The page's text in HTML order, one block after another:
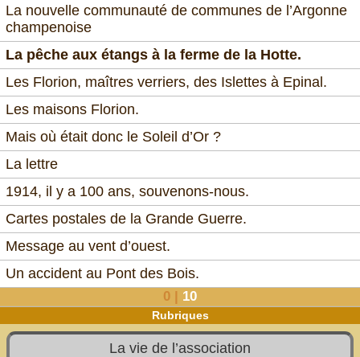
La nouvelle communauté de communes de l’Argonne
champenoise
La pêche aux étangs à la ferme de la Hotte.
Les Florion, maîtres verriers, des Islettes à Epinal.
Les maisons Florion.
Mais où était donc le Soleil d’Or ?
La lettre
1914, il y a 100 ans, souvenons-nous.
Cartes postales de la Grande Guerre.
Message au vent d’ouest.
Un accident au Pont des Bois.
0 | 10
Rubriques
La vie de l’association